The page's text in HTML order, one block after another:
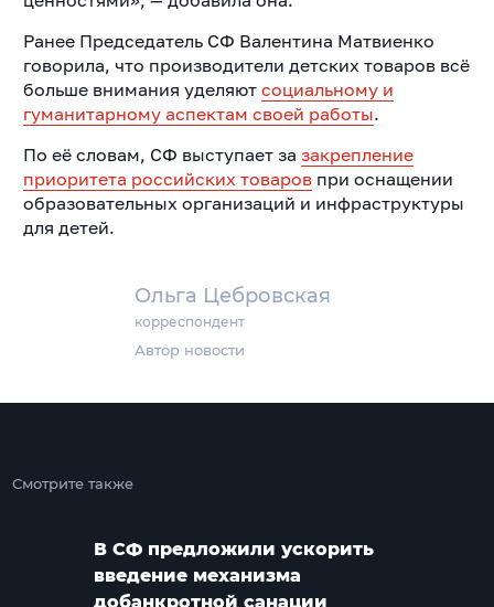
Ольга Цебровская
корреспондент
Автор новости
Ранее Председатель СФ Валентина Матвиенко
говорила, что производители детских товаров всё
больше внимания уделяют социальному и
гуманитарному аспектам своей работы.
По её словам, СФ выступает за закрепление
приоритета российских товаровпри оснащении
образовательных организаций и инфраструктуры
для детей.
Смотрите также
В СФ предложили ускорить
введение механизма
добанкротной санации